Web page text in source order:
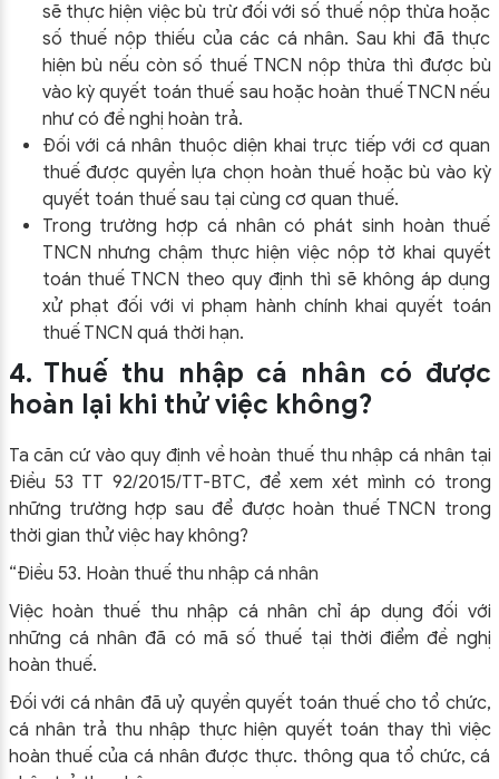
sẽ thực hiện việc bù trừ đối với số thuế nộp thừa hoặc
số thuế nộp thiếu của các cá nhân. Sau khi đã thực
hiện bù nếu còn số thuế TNCN nộp thừa thì được bù
vào kỳ quyết toán thuế sau hoặc hoàn thuế TNCN nếu
như có đề nghị hoàn trả.
Đối với cá nhân thuộc diện khai trực tiếp với cơ quan
thuế được quyền lựa chọn hoàn thuế hoặc bù vào kỳ
quyết toán thuế sau tại cùng cơ quan thuế.
Trong trường hợp cá nhân có phát sinh hoàn thuế
TNCN nhưng chậm thực hiện việc nộp tờ khai quyết
toán thuế TNCN theo quy định thì sẽ không áp dụng
xử phạt đối với vi phạm hành chính khai quyết toán
thuế TNCN quá thời hạn.
4. Thuế thu nhập cá nhân có được
hoàn lại khi thử việc không?
Ta căn cứ vào quy định về hoàn thuế thu nhập cá nhân tại
Điều 53 TT 92/2015/TT-BTC, để xem xét mình có trong
những trường hợp sau để được hoàn thuế TNCN trong
thời gian thử việc hay không?
“Điều 53. Hoàn thuế thu nhập cá nhân
Việc hoàn thuế thu nhập cá nhân chỉ áp dụng đối với
những cá nhân đã có mã số thuế tại thời điểm đề nghị
hoàn thuế.
Đối với cá nhân đã uỷ quyền quyết toán thuế cho tổ chức,
cá nhân trả thu nhập thực hiện quyết toán thay thì việc
hoàn thuế của cá nhân được thực. thông qua tổ chức, cá